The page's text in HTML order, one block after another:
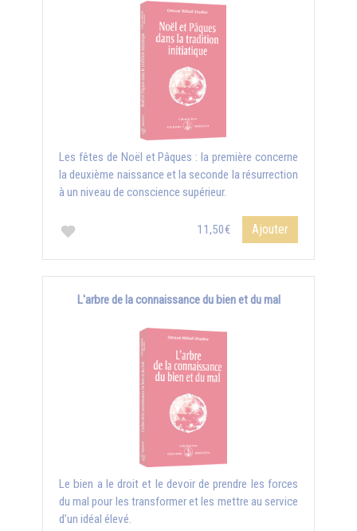
Les fêtes de Noël et Pâques : la première concerne
la deuxième naissance et la seconde la résurrection
à un niveau de conscience supérieur.
11,50€ Ajouter
L'arbre de la connaissance du bien et du mal
Le bien a le droit et le devoir de prendre les forces
du mal pour les transformer et les mettre au service
d’un idéal élevé.